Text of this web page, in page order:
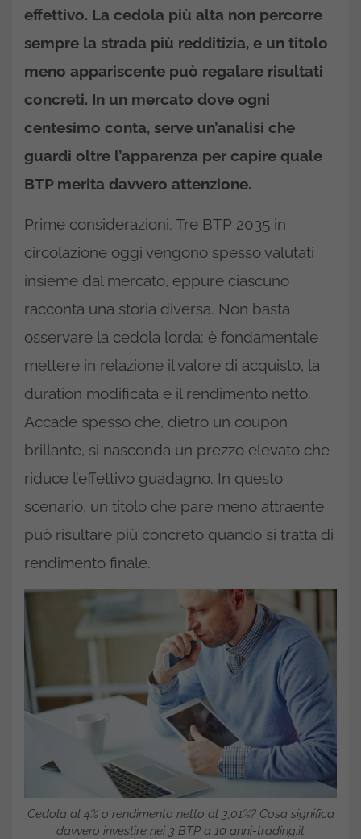
effettivo. La cedola più alta non percorre
sempre la strada più redditizia, e un titolo
meno appariscente può regalare risultati
concreti. In un mercato dove ogni
centesimo conta, serve un’analisi che
guardi oltre l’apparenza per capire quale
BTP merita davvero attenzione.
Prime considerazioni. Tre BTP 2035 in
circolazione oggi vengono spesso valutati
insieme dal mercato, eppure ciascuno
racconta una storia diversa. Non basta
osservare la cedola lorda: è fondamentale
mettere in relazione il valore di acquisto, la
duration modificata e il rendimento netto.
Accade spesso che, dietro un coupon
brillante, si nasconda un prezzo elevato che
riduce l’effettivo guadagno. In questo
scenario, un titolo che pare meno attraente
può risultare più concreto quando si tratta di
rendimento finale.
Cedola al 4% o rendimento netto al 3,01%? Cosa significa
davvero investire nei 3 BTP a 10 anni-trading.it